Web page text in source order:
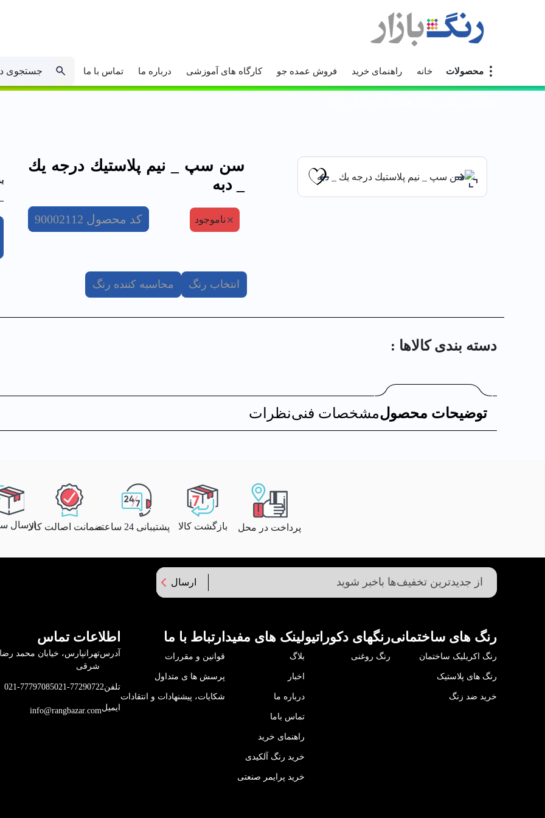
محصولات خانه راهنمای خرید فروش عمده جو کارگاه های آموزشی درباره ما تماس با ما جستجوی
سن سپ _ نيم پلاستيك درجه يك
_ دبه
ناموجود کد محصول 90002112
انتخاب رنگ محاسبه کننده رنگ
دسته بندی کالا‌ها :
توضیحات محصولمشخصات فنینظرات
پرداخت در محل بازگشت کالا پشتیبانی 24 ساعته ضمانت اصالت کالاارسال
ارسال
رنگ های ساختمانی
رنگ اکریلیک ساختمان
رنگ های پلاستیک
خرید ضد زنگ
رنگهای دکوراتیو
رنگ روغنی
لینک های مفید
بلاگ
اخبار
درباره ما
تماس باما
راهنمای خرید
خرید رنگ آلکیدی
خرید پرایمر صنعتی
ارتباط با ما
قوانین و مقررات
پرسش ها ی متداول
شکایات، پیشنهادات و انتقادات
اطلاعات تماس
آدرس
شرقی
تلفن021-77290722
021-77797085
ایمیلinfo@rangbazar.com